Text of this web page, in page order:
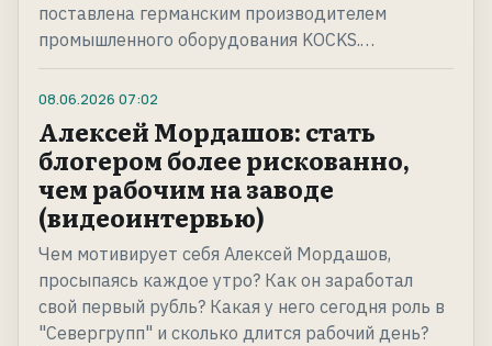
поставлена германским производителем
промышленного оборудования KOCKS.…
08.06.2026 07:02
Алексей Мордашов: стать
блогером более рискованно,
чем рабочим на заводе
(видеоинтервью)
Чем мотивирует себя Алексей Мордашов,
просыпаясь каждое утро? Как он заработал
свой первый рубль? Какая у него сегодня роль в
"Севергрупп" и сколько длится рабочий день?